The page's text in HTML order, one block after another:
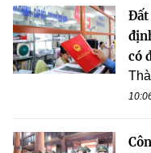
Đất
có